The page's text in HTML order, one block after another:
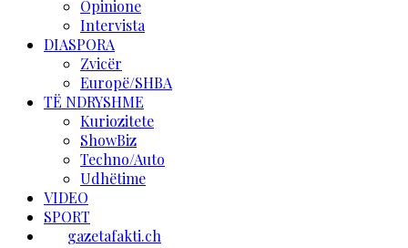
Opinione
Intervista
DIASPORA
Zvicër
Europë/SHBA
TË NDRYSHME
Kuriozitete
ShowBiz
Techno/Auto
Udhëtime
VIDEO
SPORT
gazetafakti.ch